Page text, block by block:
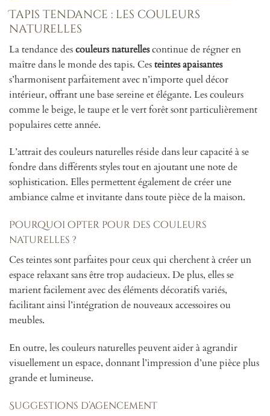
Tapis tendance : les couleurs
naturelles
La tendance descouleurs naturellescontinue de régner en
maître dans le monde des tapis. Cesteintes apaisantes
s’harmonisent parfaitement avec n’importe quel décor
intérieur, offrant une base sereine et élégante. Les couleurs
comme le beige, le taupe et le vert forêt sont particulièrement
populaires cette année.
L’attrait des couleurs naturelles réside dans leur capacité à se
fondre dans différents styles tout en ajoutant une note de
sophistication. Elles permettent également de créer une
ambiance calme et invitante dans toute pièce de la maison.
Pourquoi opter pour des couleurs
naturelles ?
Ces teintes sont parfaites pour ceux qui cherchent à créer un
espace relaxant sans être trop audacieux. De plus, elles se
marient facilement avec des éléments décoratifs variés,
facilitant ainsi l’intégration de nouveaux accessoires ou
meubles.
En outre, les couleurs naturelles peuvent aider à agrandir
visuellement un espace, donnant l’impression d’une pièce plus
grande et lumineuse.
Suggestions d’agencement